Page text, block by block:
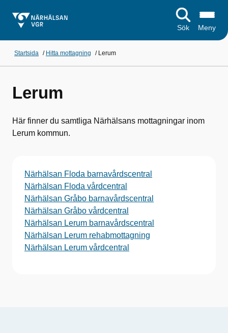
Sök Meny
Startsida / Hitta mottagning / Lerum
Lerum
Här finner du samtliga Närhälsans mottagningar inom
Lerum kommun.
Närhälsan Floda barnavårdscentral
Närhälsan Floda vårdcentral
Närhälsan Gråbo barnavårdscentral
Närhälsan Gråbo vårdcentral
Närhälsan Lerum barnavårdscentral
Närhälsan Lerum rehabmottagning
Närhälsan Lerum vårdcentral